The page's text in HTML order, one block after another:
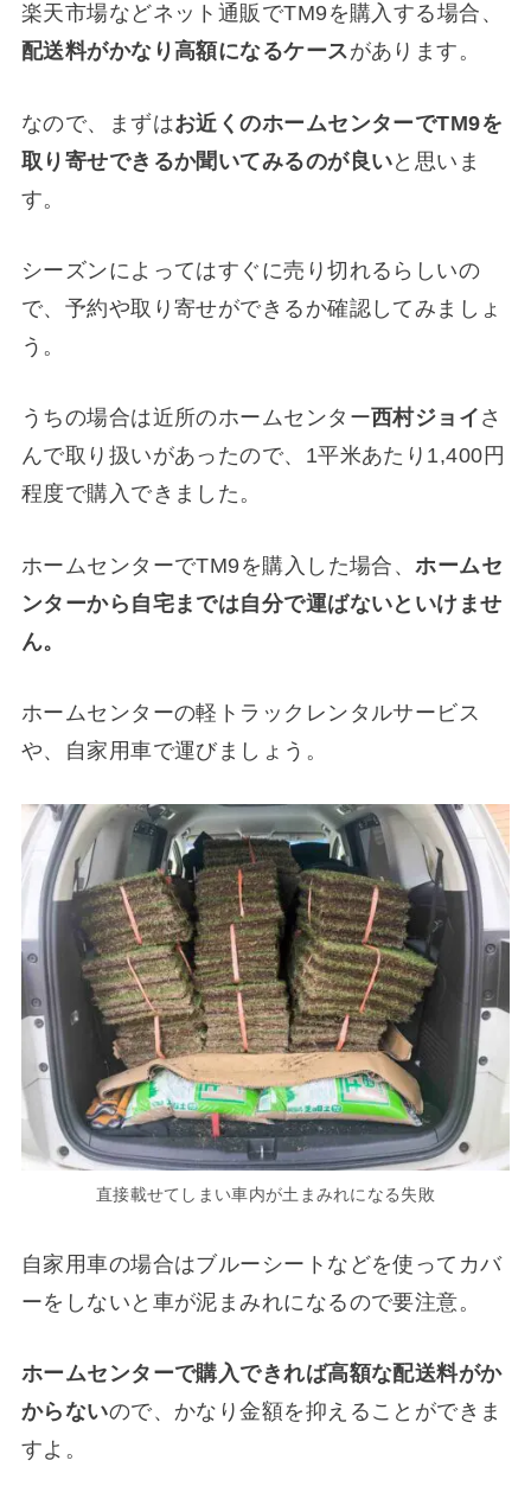
楽天市場などネット通販でTM9を購入する場合、
配送料がかなり高額になるケースがあります。
なので、まずはお近くのホームセンターでTM9を
取り寄せできるか聞いてみるのが良いと思いま
す。
シーズンによってはすぐに売り切れるらしいの
で、予約や取り寄せができるか確認してみましょ
う。
うちの場合は近所のホームセンター西村ジョイ さ
んで取り扱いがあったので、1平米あたり1,400円
程度で購入できました。
ホームセンターでTM9を購入した場合、ホームセ
ンターから自宅までは自分で運ばないといけませ
ん。
ホームセンターの軽トラックレンタルサービス
や、自家用車で運びましょう。
直接載せてしまい車内が土まみれになる失敗
自家用車の場合はブルーシートなどを使ってカバ
ーをしないと車が泥まみれになるので要注意。
ホームセンターで購入できれば高額な配送料がか
からないので、かなり金額を抑えることができま
すよ。